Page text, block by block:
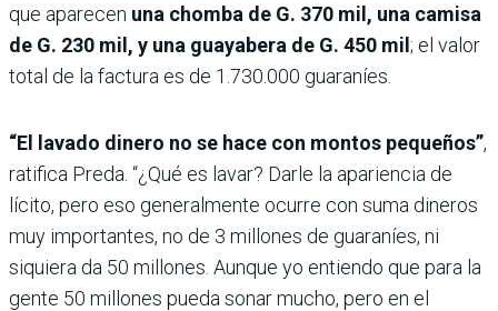
que aparecen una chomba de G. 370 mil, una camisa
de G. 230 mil, y una guayabera de G. 450 mil; el valor
total de la factura es de 1.730.000 guaraníes.
“El lavado dinero no se hace con montos pequeños”,
ratifica Preda. “¿Qué es lavar? Darle la apariencia de
lícito, pero eso generalmente ocurre con suma dineros
muy importantes, no de 3 millones de guaraníes, ni
siquiera da 50 millones. Aunque yo entiendo que para la
gente 50 millones pueda sonar mucho, pero en el